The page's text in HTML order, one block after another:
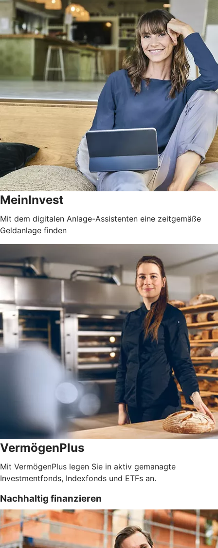
MeinInvest
Mit dem digitalen Anlage-Assistenten eine zeitgemäße
Geldanlage finden
VermögenPlus
Mit VermögenPlus legen Sie in aktiv gemanagte
Investmentfonds, Indexfonds und ETFs an.
Nachhaltig finanzieren